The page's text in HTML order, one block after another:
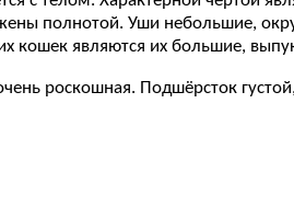
полнотой. Уши небольшие,
кошек являются их большие,
роскошная. Подшёрсток